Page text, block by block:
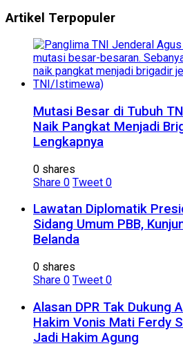
Artikel Terpopuler
Mutasi Besar di Tubuh
Naik Pangkat Menjadi
Lengkapnya
0 shares
Share 0 Tweet 0
Lawatan Diplomatik
Sidang Umum PBB,
Belanda
0 shares
Share 0 Tweet 0
Alasan DPR Tak Dukung
Hakim Vonis Mati Ferdy
Jadi Hakim Agung